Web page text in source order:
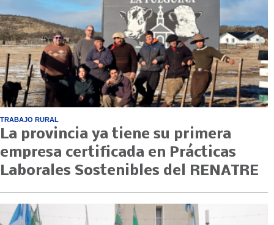
TRABAJO RURAL
La provincia ya tiene su primera
empresa certificada en Prácticas
Laborales Sostenibles del RENATRE